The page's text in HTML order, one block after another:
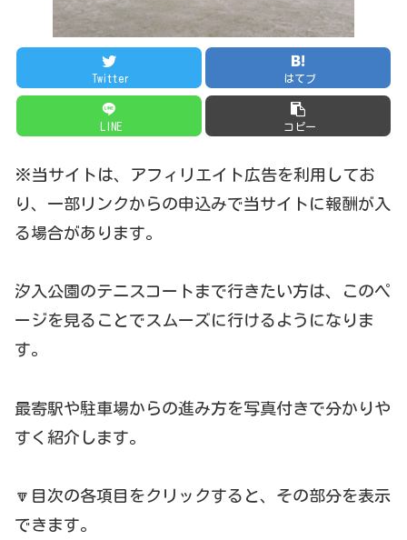
Twitter はてブ
LINE コピー
※当サイトは、アフィリエイト広告を利用してお
り、一部リンクからの申込みで当サイトに報酬が入
る場合があります。
汐入公園のテニスコートまで行きたい方は、このペ
ージを見ることでスムーズに行けるようになりま
す。
最寄駅や駐車場からの進み方を写真付きで分かりや
すく紹介します。
🔽目次の各項目をクリックすると、その部分を表示
できます。